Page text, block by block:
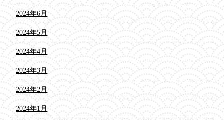
2024年6月
2024年5月
2024年4月
2024年3月
2024年2月
2024年1月